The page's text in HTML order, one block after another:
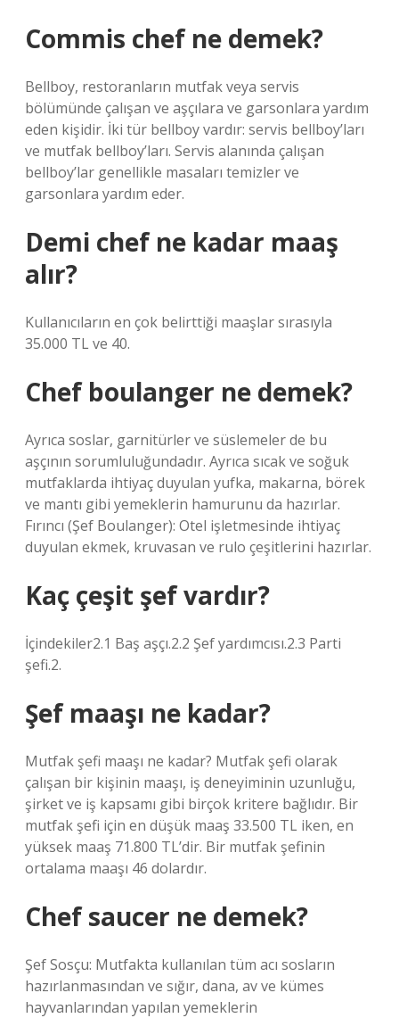
Commis chef ne demek?
Bellboy, restoranların mutfak veya servis
bölümünde çalışan ve aşçılara ve garsonlara yardım
eden kişidir. İki tür bellboy vardır: servis bellboy’ları
ve mutfak bellboy’ları. Servis alanında çalışan
bellboy’lar genellikle masaları temizler ve
garsonlara yardım eder.
Demi chef ne kadar maaş
alır?
Kullanıcıların en çok belirttiği maaşlar sırasıyla
35.000 TL ve 40.
Chef boulanger ne demek?
Ayrıca soslar, garnitürler ve süslemeler de bu
aşçının sorumluluğundadır. Ayrıca sıcak ve soğuk
mutfaklarda ihtiyaç duyulan yufka, makarna, börek
ve mantı gibi yemeklerin hamurunu da hazırlar.
Fırıncı (Şef Boulanger): Otel işletmesinde ihtiyaç
duyulan ekmek, kruvasan ve rulo çeşitlerini hazırlar.
Kaç çeşit şef vardır?
İçindekiler2.1 Baş aşçı.2.2 Şef yardımcısı.2.3 Parti
şefi.2.
Şef maaşı ne kadar?
Mutfak şefi maaşı ne kadar? Mutfak şefi olarak
çalışan bir kişinin maaşı, iş deneyiminin uzunluğu,
şirket ve iş kapsamı gibi birçok kritere bağlıdır. Bir
mutfak şefi için en düşük maaş 33.500 TL iken, en
yüksek maaş 71.800 TL’dir. Bir mutfak şefinin
ortalama maaşı 46 dolardır.
Chef saucer ne demek?
Şef Sosçu: Mutfakta kullanılan tüm acı sosların
hazırlanmasından ve sığır, dana, av ve kümes
hayvanlarından yapılan yemeklerin